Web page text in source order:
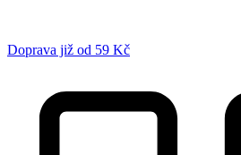
Doprava již od 59 Kč